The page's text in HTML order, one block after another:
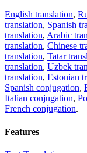
English translation,
translation, Spanish
translation, Arabic
translation, Chinese
translation, Tatar
translation, Uzbek
translation, Estonian
Spanish conjugation,
Italian conjugation,
French conjugation.
Features